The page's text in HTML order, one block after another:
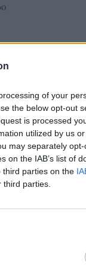
of your
the below opt-out
is processed
utilized by us
may separately
on the IAB’s list of
third parties on the
parties.
τη